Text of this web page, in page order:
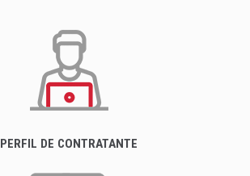
PERFIL DE CONTRATANTE